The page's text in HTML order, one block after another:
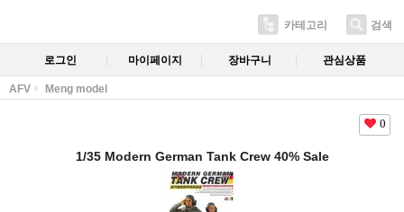
카테고리 검색
로그인 마이페이지 장바구니 관심상품
AFV Meng model
0
1/35 Modern German Tank Crew 40% Sale